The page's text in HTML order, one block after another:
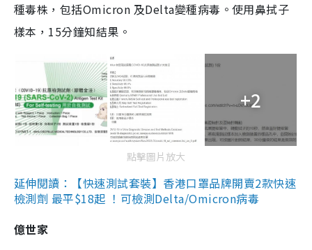
種毒株，包括Omicron 及Delta變種病毒。使用鼻拭子
樣本，15分鐘知結果。
+2
點擊圖片放大
延伸閱讀：【快速測試套裝】香港口罩品牌開賣2款快速
檢測劑 最平$18起 ！可檢測Delta/Omicron病毒
億世家